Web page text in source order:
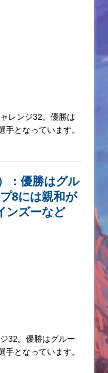
レンジ32。優勝は
となっています。
：優勝はグル
8には親和が
ンズーなど
32。優勝はグルー
となっています。